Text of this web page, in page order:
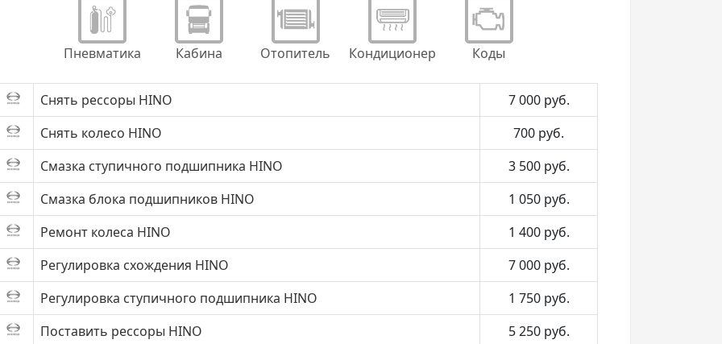
Пневматика Кабина Отопитель Кондиционер Коды
Снять рессоры HINO 7 000 руб.
Снять колесо HINO
700 руб.
Смазка ступичного подшипника HINO
3 500 руб.
Смазка блока подшипников HINO
1 050 руб.
Ремонт колеса HINO
1 400 руб.
Регулировка схождения HINO
7 000 руб.
Регулировка ступичного подшипника HINO
1 750 руб.
Поставить рессоры HINO
5 250 руб.